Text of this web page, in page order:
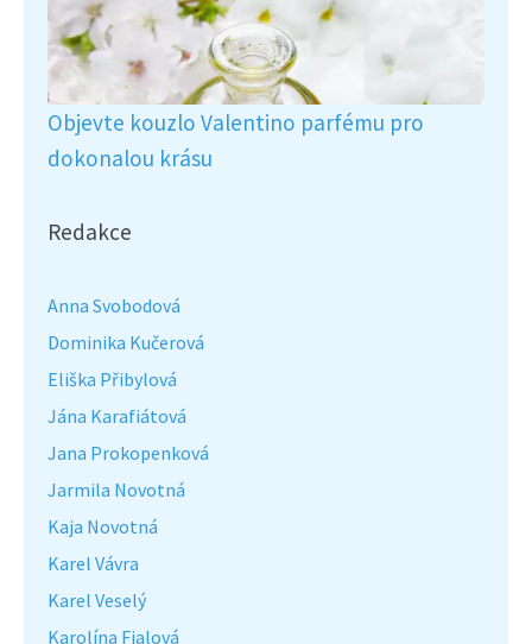
Objevte kouzlo Valentino parfému pro
dokonalou krásu
Redakce
Anna Svobodová
Dominika Kučerová
Eliška Přibylová
Jána Karafiátová
Jana Prokopenková
Jarmila Novotná
Kaja Novotná
Karel Vávra
Karel Veselý
Karolína Fialová